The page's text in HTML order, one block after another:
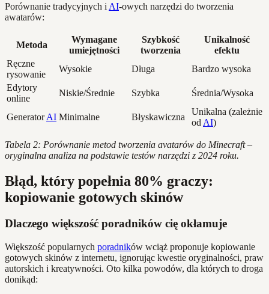
Porównanie tradycyjnych i AI-owych narzędzi do tworzenia
awatarów:
Metoda
Wymagane
umiejętności
Szybkość
tworzenia
Unikalność
efektu
Ręczne
rysowanie
Wysokie Długa
Bardzo wysoka
Edytory
online
Niskie/Średnie Szybka Średnia/Wysoka
GeneratorAI Minimalne Błyskawiczna
Unikalna (zależnie
od AI)
Tabela 2: Porównanie metod tworzenia avatarów do Minecraft –
oryginalna analiza na podstawie testów narzędzi z 2024 roku.
Błąd, który popełnia 80% graczy:
kopiowanie gotowych skinów
Dlaczego większość poradników cię okłamuje
Większość popularnych poradników wciąż proponuje kopiowanie
gotowych skinów z internetu, ignorując kwestie oryginalności, praw
autorskich i kreatywności. Oto kilka powodów, dla których to droga
donikąd: